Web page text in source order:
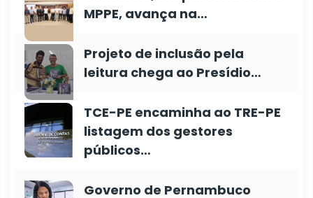
MPPE, avança na…
Projeto de inclusão pela
leitura chega ao Presídio…
TCE-PE encaminha ao TRE-PE
listagem dos gestores
públicos…
Governo de Pernambuco